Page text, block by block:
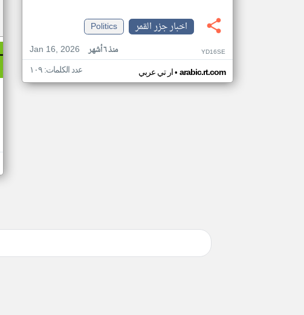
اخبار جزر القمر
Politics
Jan 16, 2026
منذ ٦ أشهر YD16SE
ار تي عربي• arabic.rt.com عدد الكلمات: ١٠٩